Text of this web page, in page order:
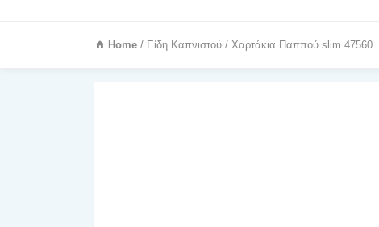
Home / Είδη Καπνιστού / Χαρτάκια Παππού slim 47560